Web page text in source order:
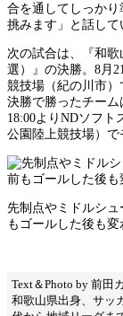
合を通してしっか
挑みます」と話して
次の試合は、『和
選）』の決勝。8月
競技場（紀の川市）
決勝で勝ったチーム
18:00よりNDソフト
公園陸上競技場）で
先制点やミドルシ
もゴールした後も
Text＆Photo by 前田
和歌山県出身、サッ